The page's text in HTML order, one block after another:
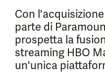
Con
parte di
prospetta la
streaming HBO
un'unica